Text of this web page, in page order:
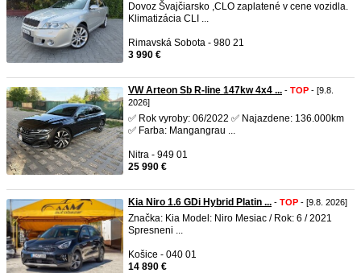
Dovoz Švajčiarsko ,CLO zaplatené v cene vozidla.
Klimatizácia CLI ...
Rimavská Sobota - 980 21
3 990 €
VW Arteon Sb R-line 147kw 4x4 ... - TOP - [9.8.
2026]
✅ Rok vyroby: 06/2022 ✅ Najazdene: 136.000km
✅ Farba: Mangangrau ...
Nitra - 949 01
25 990 €
Kia Niro 1.6 GDi Hybrid Platin ... - TOP - [9.8. 2026]
Značka: Kia Model: Niro Mesiac / Rok: 6 / 2021
Spresneni ...
Košice - 040 01
14 890 €